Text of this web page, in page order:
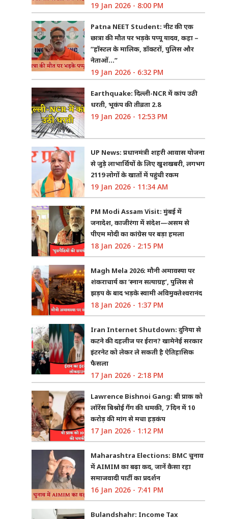
19 Jan 2026 - 8:00 PM
Patna NEET Student: नीट की एक
छात्रा की मौत पर भड़के पप्पू यादव, कहा –
“हॉस्टल के मालिक, डॉक्टरों, पुलिस और
नेताओं…”
19 Jan 2026 - 6:32 PM
Earthquake: दिल्ली-NCR में कांप उठी
धरती, भूकंप की तीव्रता 2.8
19 Jan 2026 - 12:53 PM
UP News: प्रधानमंत्री शहरी आवास योजना
से जुड़े लाभार्थियों के लिए खुशखबरी, लगभग
2119 लोगों के खातों में पहुंची रकम
19 Jan 2026 - 11:34 AM
PM Modi Assam Visit: मुंबई में
जनादेश, काजीरंगा में संदेश—असम से
पीएम मोदी का कांग्रेस पर बड़ा हमला
18 Jan 2026 - 2:15 PM
Magh Mela 2026: मौनी अमावस्या पर
शंकराचार्य का ‘स्नान सत्याग्रह’, पुलिस से
झड़प के बाद भड़के स्वामी अविमुक्तेश्वरानंद
18 Jan 2026 - 1:37 PM
Iran Internet Shutdown: दुनिया से
कटने की दहलीज पर ईरान? खामेनेई सरकार
इंटरनेट को लेकर ले सकती है ऐतिहासिक
फैसला
17 Jan 2026 - 2:18 PM
Lawrence Bishnoi Gang: बी प्राक को
लॉरेंस बिश्नोई गैंग की धमकी, 7 दिन में 10
करोड़ की मांग से मचा हड़कंप
17 Jan 2026 - 1:12 PM
Maharashtra Elections: BMC चुनाव
में AIMIM का बढ़ा कद, जानें कैसा रहा
समाजवादी पार्टी का प्रदर्शन
16 Jan 2026 - 7:41 PM
Bulandshahr: Income Tax